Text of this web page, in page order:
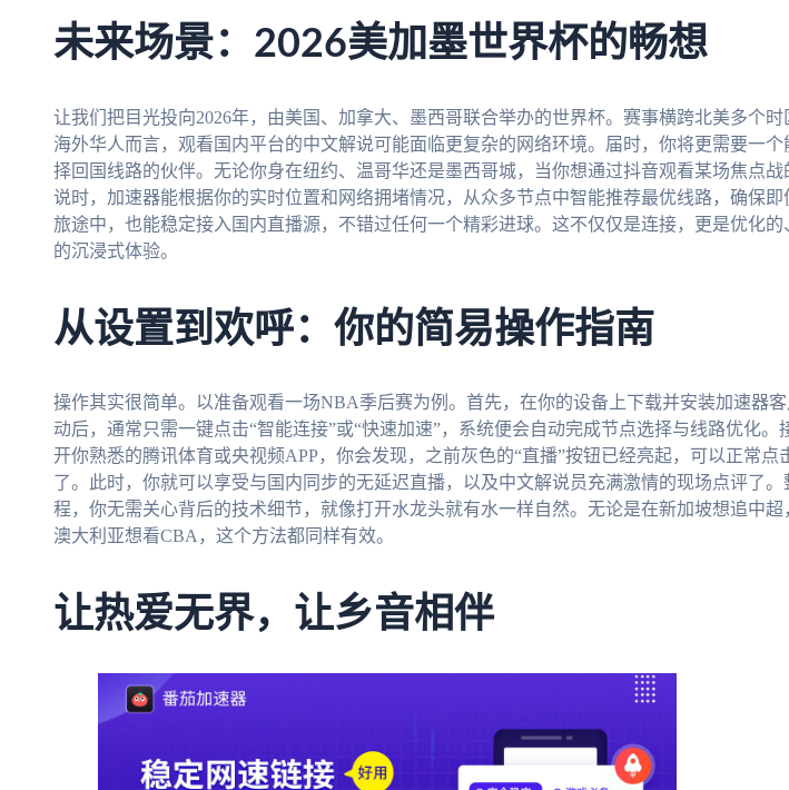
未来场景：2026美加墨世界杯的畅想
让我们把目光投向2026年，由美国、加拿大、墨西哥联合举办的世界杯。赛事横跨北美多个时
海外华人而言，观看国内平台的中文解说可能面临更复杂的网络环境。届时，你将更需要一个
择回国线路的伙伴。无论你身在纽约、温哥华还是墨西哥城，当你想通过抖音观看某场焦点战
说时，加速器能根据你的实时位置和网络拥堵情况，从众多节点中智能推荐最优线路，确保即
旅途中，也能稳定接入国内直播源，不错过任何一个精彩进球。这不仅仅是连接，更是优化的
的沉浸式体验。
从设置到欢呼：你的简易操作指南
操作其实很简单。以准备观看一场NBA季后赛为例。首先，在你的设备上下载并安装加速器
动后，通常只需一键点击“智能连接”或“快速加速”，系统便会自动完成节点选择与线路优化。
开你熟悉的腾讯体育或央视频APP，你会发现，之前灰色的“直播”按钮已经亮起，可以正常点
了。此时，你就可以享受与国内同步的无延迟直播，以及中文解说员充满激情的现场点评了。
程，你无需关心背后的技术细节，就像打开水龙头就有水一样自然。无论是在新加坡想追中超
澳大利亚想看CBA，这个方法都同样有效。
让热爱无界，让乡音相伴